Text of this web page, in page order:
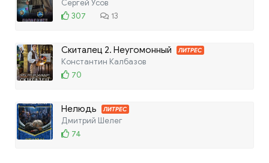
Сергей Усов
307
13
Скиталец 2. Неугомонный ЛИТРЕС
Константин Калбазов
70
Нелюдь ЛИТРЕС
Дмитрий Шелег
74